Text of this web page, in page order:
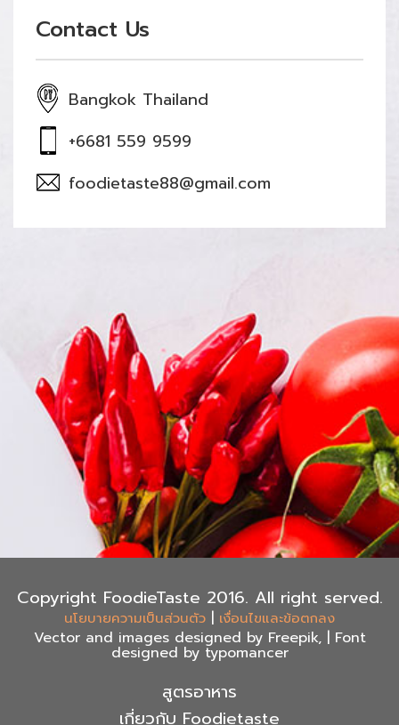
Contact Us
Bangkok Thailand
+6681 559 9599
foodietaste88@gmail.com
Copyright FoodieTaste 2016. All right served.
นโยบายความเป็นส่วนตัว | เงื่อนไขและข้อตกลง
Vector and images designed by Freepik, | Font
designed by typomancer
สูตรอาหาร
เกี่ยวกับ Foodietaste